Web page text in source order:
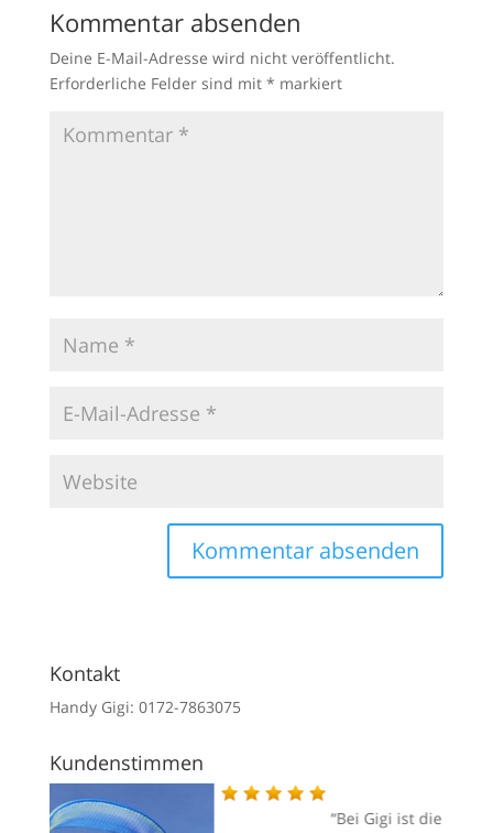
Kommentar absenden
Deine E-Mail-Adresse wird nicht veröffentlicht.
Erforderliche Felder sind mit * markiert
Kontakt
Handy Gigi: 0172-7863075
Kundenstimmen
Bei Gigi ist die